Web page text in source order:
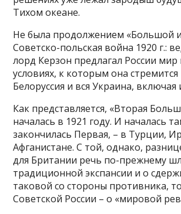
Тихом океане.
Не была продолжением «Большой
Советско-польская война 1920 г.:
лорд Керзон предлагал России мир
условиях, к которым она стремится
Белоруссия и вся Украина, включая
Как представляется, «Вторая
началась в 1921 году. И началась
закончилась Первая, – в Турции,
Афганистане. С той, однако,
для Британии речь по-прежнему
традиционной экспансии и о
таковой со стороны противника,
Советской России – о «мировой